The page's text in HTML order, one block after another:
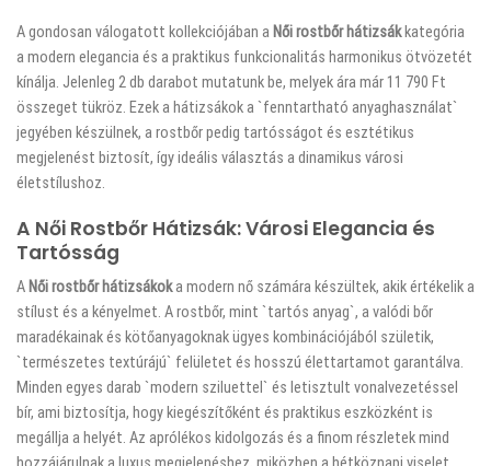
Agondosan válogatott kollekciójában a Női rostbőr hátizsákkategória
a modern elegancia és a praktikus funkcionalitás harmonikus ötvözetét
kínálja. Jelenleg 2 db darabot mutatunk be, melyek ára már 11 790 Ft
összeget tükröz. Ezek a hátizsákok a `fenntartható anyaghasználat`
jegyében készülnek, a rostbőr pedig tartósságot és esztétikus
megjelenést biztosít, így ideális választás a dinamikus városi
életstílushoz.
A Női Rostbőr Hátizsák: Városi Elegancia és
Tartósság
A Női rostbőr hátizsákoka modern nő számára készültek, akik értékelik a
stílust és a kényelmet. A rostbőr, mint `tartós anyag`, a valódi bőr
maradékainak és kötőanyagoknak ügyes kombinációjából születik,
`természetes textúrájú` felületet és hosszú élettartamot garantálva.
Minden egyes darab `modern sziluettel` és letisztult vonalvezetéssel
bír, ami biztosítja, hogy kiegészítőként és praktikus eszközként is
megállja a helyét. Az aprólékos kidolgozás és a finom részletek mind